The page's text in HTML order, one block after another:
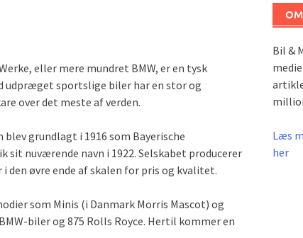
eller mere mundret BMW, er en tysk
udpræget sportslige biler har en stor og
over det meste af verden.
blev grundlagt i 1916 som Bayerische
sit nuværende navn i 1922. Selskabet producerer
den øvre ende af skalen for pris og kvalitet.
som Minis (i Danmark Morris Mascot) og
biler og 875 Rolls Royce. Hertil kommer en
Bil &
Læs
her